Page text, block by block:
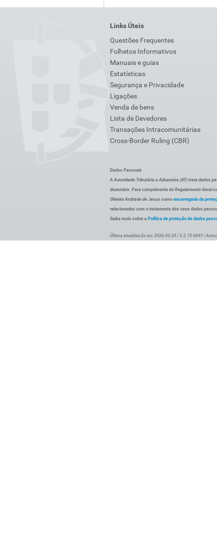
Links Úteis
Questões Frequentes
Folhetos Informativos
Manuais e guias
Estatísticas
Segurança e Privacidade
Ligações
Venda de bens
Lista de Devedores
Transações Intracomunitárias
Cross-Border Ruling (CBR)
Dados Pessoais
A Autoridade Tributária e Aduaneira (AT) trata dados
dezembro. Para cumprimento do Regulamento Geral
Oliveira Andrade de Jesus como encarregada da
relacionadas com o tratamento dos seus dados
Saiba mais sobre a Política de proteção de dados
Última atualização em 2026-02-25 | 3.3.15-6041 |